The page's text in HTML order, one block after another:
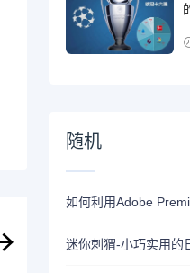
随机
迷你刺猬-小巧实用的